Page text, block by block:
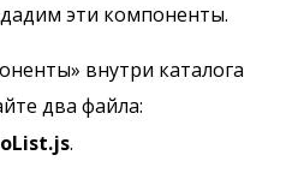
эти компоненты.
внутри каталога
два файла:
.